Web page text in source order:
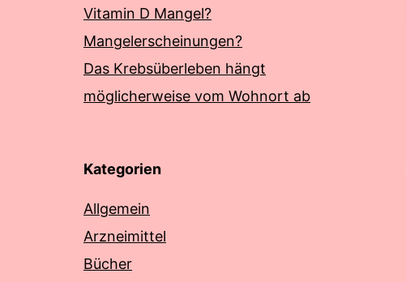
Vitamin D Mangel?
Mangelerscheinungen?
Das Krebsüberleben hängt
möglicherweise vom Wohnort ab
Kategorien
Allgemein
Arzneimittel
Bücher